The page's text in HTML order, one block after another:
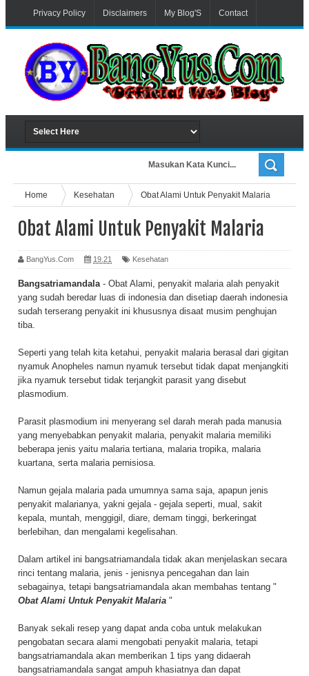
Privacy Policy Disclaimers My Blog'S Contact
Home Kesehatan Obat Alami Untuk Penyakit Malaria
Obat Alami Untuk Penyakit Malaria
BangYus.Com 19.21 Kesehatan
Bangsatriamandala- Obat Alami, penyakit malaria alah penyakit
yang sudah beredar luas di indonesia dan disetiap daerah indonesia
sudah terserang penyakit ini khususnya disaat musim penghujan
tiba.
Seperti yang telah kita ketahui, penyakit malaria berasal dari gigitan
nyamuk Anopheles namun nyamuk tersebut tidak dapat menjangkiti
jika nyamuk tersebut tidak terjangkit parasit yang disebut
plasmodium.
Parasit plasmodium ini menyerang sel darah merah pada manusia
yang menyebabkan penyakit malaria, penyakit malaria memiliki
beberapa jenis yaitu malaria tertiana, malaria tropika, malaria
kuartana, serta malaria pernisiosa.
Namun gejala malaria pada umumnya sama saja, apapun jenis
penyakit malarianya, yakni gejala - gejala seperti, mual, sakit
kepala, muntah, menggigil, diare, demam tinggi, berkeringat
berlebihan, dan mengalami kegelisahan.
Dalam artikel ini bangsatriamandala tidak akan menjelaskan secara
rinci tentang malaria, jenis - jenisnya pencegahan dan lain
sebagainya, tetapi bangsatriamandala akan membahas tentang "
Obat Alami Untuk Penyakit Malaria "
Banyak sekali resep yang dapat anda coba untuk melakukan
pengobatan secara alami mengobati penyakit malaria, tetapi
bangsatriamandala akan memberikan 1 tips yang didaerah
bangsatriamandala sangat ampuh khasiatnya dan dapat